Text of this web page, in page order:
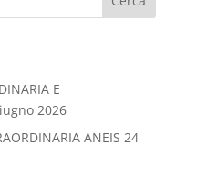
E
2026
ANEIS 24